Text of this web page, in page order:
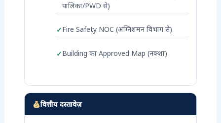
पालिका/PWD से)
Fire Safety NOC (अग्निशमन विभाग से)
Building का Approved Map (नक्शा)
वित्तीय दस्तावेज़